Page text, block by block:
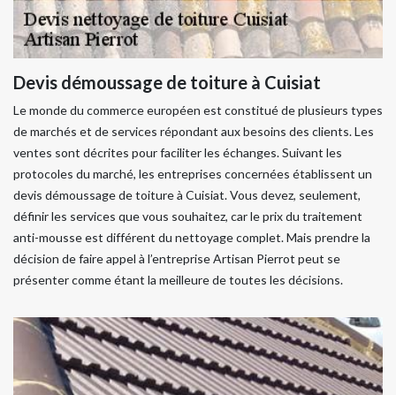
Devis démoussage de toiture à Cuisiat
Le monde du commerce européen est constitué de plusieurs types
de marchés et de services répondant aux besoins des clients. Les
ventes sont décrites pour faciliter les échanges. Suivant les
protocoles du marché, les entreprises concernées établissent un
devis démoussage de toiture à Cuisiat. Vous devez, seulement,
définir les services que vous souhaitez, car le prix du traitement
anti-mousse est différent du nettoyage complet. Mais prendre la
décision de faire appel à l’entreprise Artisan Pierrot peut se
présenter comme étant la meilleure de toutes les décisions.